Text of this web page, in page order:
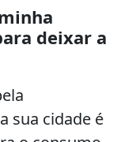
deixar a
sua cidade é